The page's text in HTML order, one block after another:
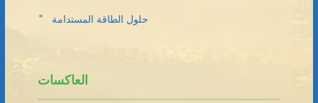
حلول الطاقة المستدامة
العاكسات